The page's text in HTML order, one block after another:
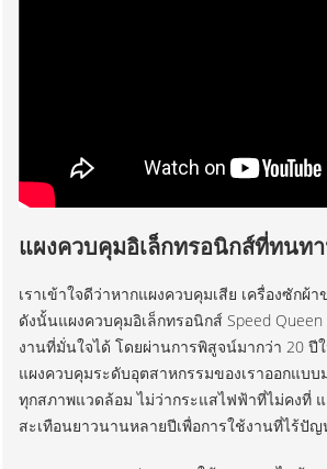
แผงควบคุมอิเล็กทรอนิกส์ที่ทนท
เราเข้าใจดีว่าหากแผงควบคุมเสีย เครื่องซักผ้
ดังนั้นแผงควบคุมอิเล็กทรอนิกส์ Speed
งานที่มั่นใจได้ โดยผ่านการพิสูจน์มากว่า 20
แผงควบคุมระดับอุตสาหกรรมของเราออกแบ
ทุกสภาพแวดล้อม ไม่ว่ากระแสไฟฟ้าที่ไม่คงที่
สะเทือนยาวนานหลายปีเพื่อการใช้งานที่ไร้ปัญ